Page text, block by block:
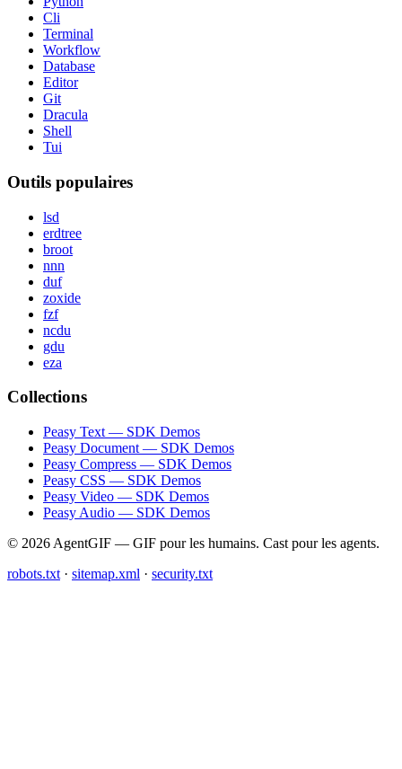
Cli
Terminal
Workflow
Database
Editor
Git
Dracula
Shell
Tui
Outils populaires
lsd
erdtree
broot
nnn
duf
zoxide
fzf
ncdu
gdu
eza
Collections
Peasy Text — SDK Demos
Peasy Document — SDK Demos
Peasy Compress — SDK Demos
Peasy CSS — SDK Demos
Peasy Video — SDK Demos
Peasy Audio — SDK Demos
© 2026 AgentGIF — GIF pour les humains. Cast pour les agents.
robots.txt · sitemap.xml · security.txt